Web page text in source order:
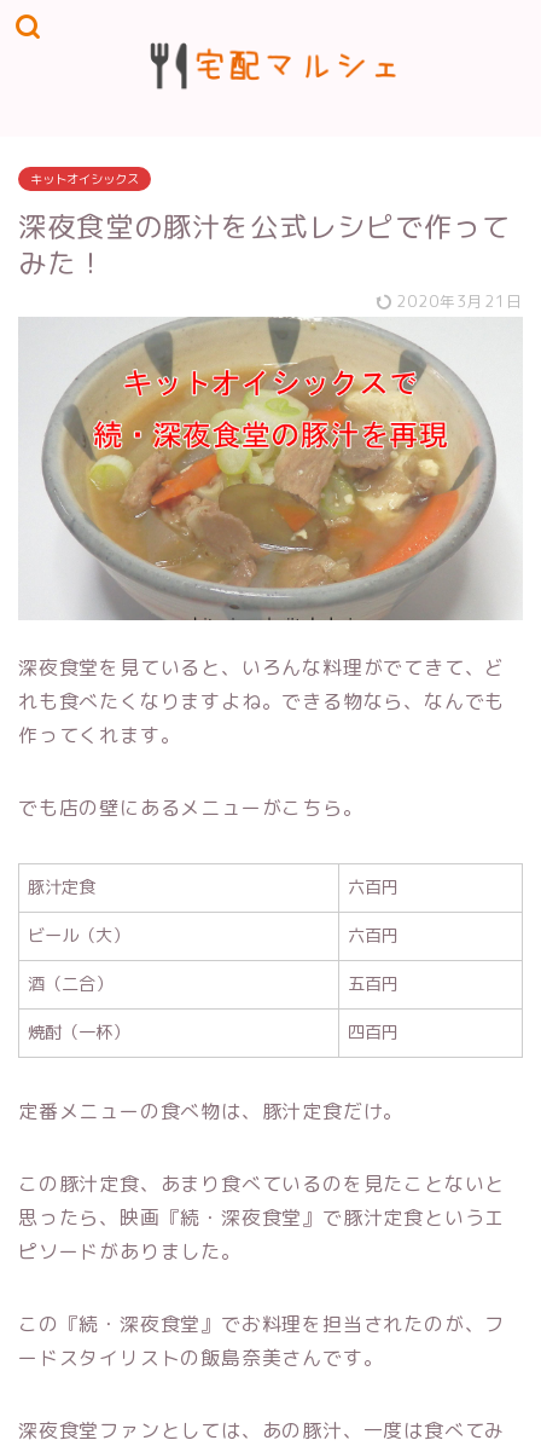
キットオイシックス
深夜食堂の豚汁を公式レシピで作って
みた！
2020年3月21日
深夜食堂を見ていると、いろんな料理がでてきて、ど
れも食べたくなりますよね。できる物なら、なんでも
作ってくれます。
でも店の壁にあるメニューがこちら。
豚汁定食
六百円
ビール（大）
六百円
酒（二合）
五百円
焼酎（一杯）
四百円
定番メニューの食べ物は、豚汁定食だけ。
この豚汁定食、あまり食べているのを見たことないと
思ったら、映画『続・深夜食堂』で豚汁定食というエ
ピソードがありました。
この『続・深夜食堂』でお料理を担当されたのが、フ
ードスタイリストの飯島奈美さんです。
深夜食堂ファンとしては、あの豚汁、一度は食べてみ